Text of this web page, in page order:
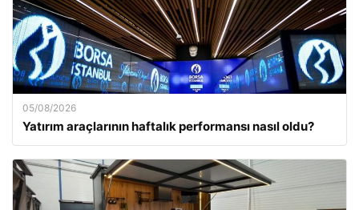
05/08/2026
Yatırım araçlarının haftalık performansı nasıl oldu?